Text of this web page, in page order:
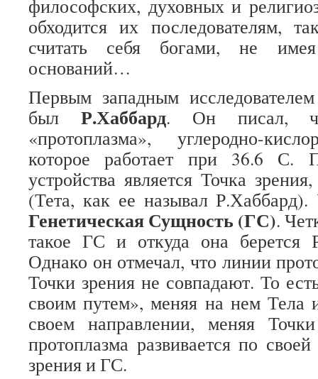
философских, духовных и
обходится их последователям,
считать себя богами, не
оснований…
Первым западным
был Р.Хаббард. Он писал,
«протоплазма», углеродно-
которое работает при 36.6 С.
устройства является Точка
(Тета, как ее называл
Генетическая Сущность (ГС).
такое ГС и откуда она берется
Однако он отмечал, что линии
Точки зрения не совпадают. То
своим путем», меняя на нем
своем направлении, меняя
протоплазма развивается по
зрения и ГС.